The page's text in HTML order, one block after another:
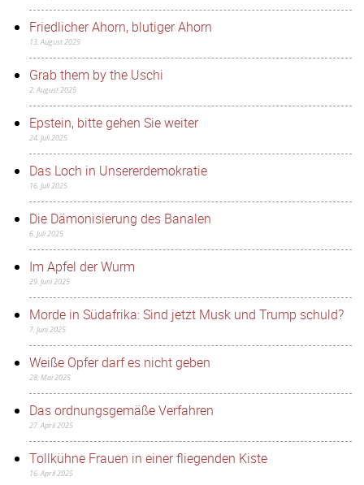
Friedlicher Ahorn, blutiger Ahorn
13. August 2025
Grab them by the Uschi
2. August 2025
Epstein, bitte gehen Sie weiter
24. Juli 2025
Das Loch in Unsererdemokratie
16. Juli 2025
Die Dämonisierung des Banalen
6. Juli 2025
Im Apfel der Wurm
29. Juni 2025
Morde in Südafrika: Sind jetzt Musk und Trump schuld?
7. Juni 2025
Weiße Opfer darf es nicht geben
28. Mai 2025
Das ordnungsgemäße Verfahren
27. April 2025
Tollkühne Frauen in einer fliegenden Kiste
16. April 2025